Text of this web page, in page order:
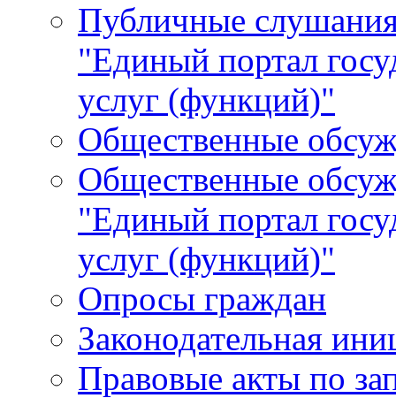
Публичные
"Единый портал
услуг (функций)"
Общественные
Общественные
"Единый портал
услуг (функций)"
Опросы граждан
Законодательная
Правовые акты по